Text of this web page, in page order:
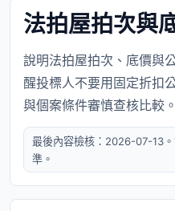
法拍屋拍次與
說明法拍屋拍次、底價與
醒投標人不要用固定折扣
與個案條件審慎查核比較。
最後內容檢核：2026-07-13
準。